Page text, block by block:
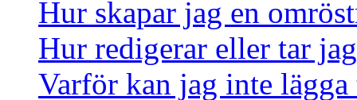
Hur skapar jag en
Hur redigerar eller tar
Varför kan jag inte